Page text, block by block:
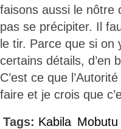
faisons aussi le nôtre
pas se précipiter. Il
le tir. Parce que si on
certains détails, d’en
C’est ce que
faire et je crois que
Tags: Kabila Mobutu